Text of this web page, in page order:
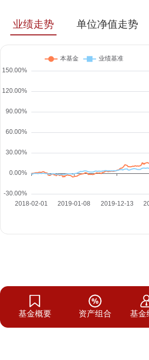
业绩走势 单位净值走势
基金概要 资产组合 基金